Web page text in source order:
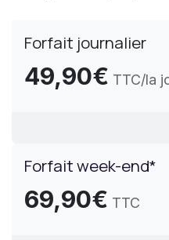
Forfait journalier
49,90€ TTC/la
Forfait week-end*
69,90€ TTC